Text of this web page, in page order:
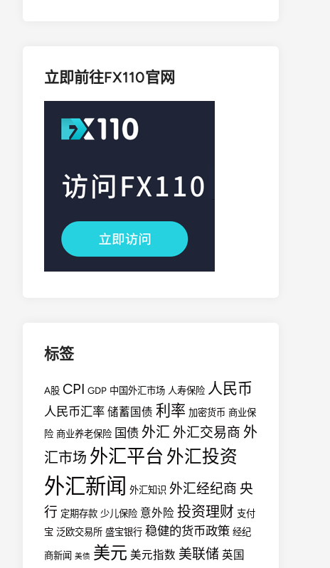
立即前往FX110官网
标签
A股 CPI GDP 中国外汇市场 人寿保险 人民币
人民币汇率 储蓄国债 利率 加密货币 商业保
险 商业养老保险 国债 外汇 外汇交易商 外
汇市场 外汇平台 外汇投资
外汇新闻 外汇知识 外汇经纪商 央
行 定期存款 少儿保险 意外险 投资理财 支付
宝 泛欧交易所 盛宝银行 稳健的货币政策 经纪
商新闻 美债 美元 美元指数 美联储 英国